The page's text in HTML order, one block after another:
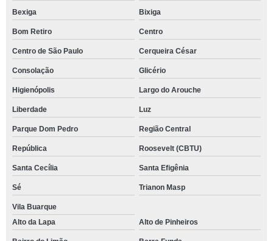
Bexiga Bixiga
Bom Retiro Centro
Centro de São Paulo Cerqueira César
Consolação Glicério
Higienópolis Largo do Arouche
Liberdade Luz
Parque Dom Pedro Região Central
República Roosevelt (CBTU)
Santa Cecília Santa Efigênia
Sé Trianon Masp
Vila Buarque
Alto da Lapa
Alto de Pinheiros